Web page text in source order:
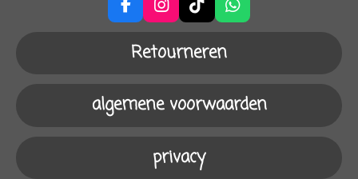
F
a
b
o
k
I
n
s
t
a
r
a
m
T
i
k
T
o
W
h
s
p
p
Retourneren
algemene voorwaarden
privacy